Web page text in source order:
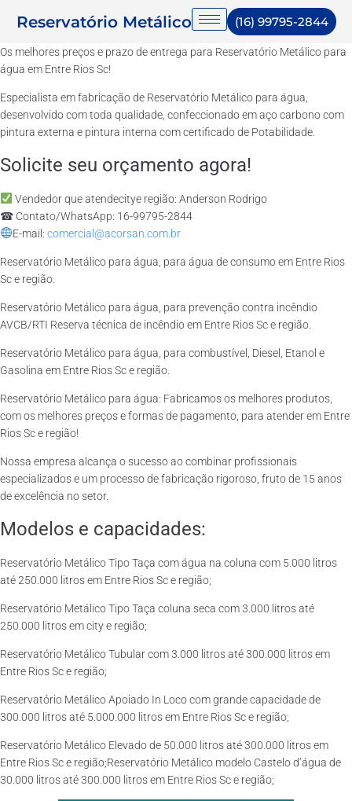
Reservatório Metálico (16) 99795-2844
Os melhores preços e prazo de entrega para Reservatório Metálico para
água em Entre Rios Sc!
Especialista em fabricação de Reservatório Metálico para água,
desenvolvido com toda qualidade, confeccionado em aço carbono com
pintura externa e pintura interna com certificado de Potabilidade.
Solicite seu orçamento agora!
Vendedor que atendecitye região: Anderson Rodrigo
☎ Contato/WhatsApp: 16-99795-2844
E-mail: comercial@acorsan.com.br
Reservatório Metálico para água, para água de consumo em Entre Rios
Sc e região.
Reservatório Metálico para água, para prevenção contra incêndio
AVCB/RTI Reserva técnica de incêndio em Entre Rios Sc e região.
Reservatório Metálico para água, para combustível, Diesel, Etanol e
Gasolina em Entre Rios Sc e região.
Reservatório Metálico para água: Fabricamos os melhores produtos,
com os melhores preços e formas de pagamento, para atender em Entre
Rios Sc e região!
Nossa empresa alcança o sucesso ao combinar profissionais
especializados e um processo de fabricação rigoroso, fruto de 15 anos
de excelência no setor.
Modelos e capacidades:
Reservatório Metálico Tipo Taça com água na coluna com 5.000 litros
até 250.000 litros em Entre Rios Sc e região;
Reservatório Metálico Tipo Taça coluna seca com 3.000 litros até
250.000 litros em city e região;
Reservatório Metálico Tubular com 3.000 litros até 300.000 litros em
Entre Rios Sc e região;
Reservatório Metálico Apoiado In Loco com grande capacidade de
300.000 litros até 5.000.000 litros em Entre Rios Sc e região;
Reservatório Metálico Elevado de 50.000 litros até 300.000 litros em
Entre Rios Sc e região;Reservatório Metálico modelo Castelo d’água de
30.000 litros até 300.000 litros em Entre Rios Sc e região;